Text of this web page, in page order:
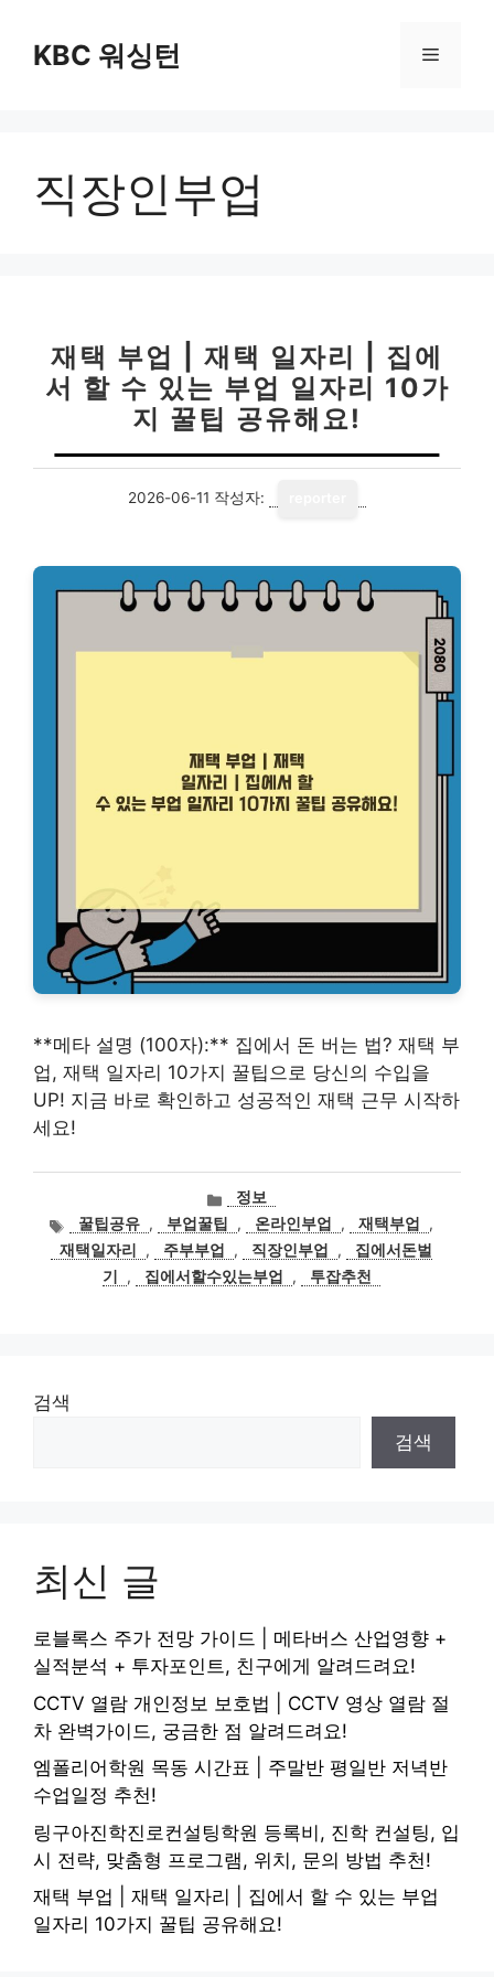
KBC 워싱턴 메
직장인부업
재택 부업 | 재택 일자리 | 집에
서 할 수 있는 부업 일자리 10가
지 꿀팁 공유해요!
2026-06-11 작성자:
**메타 설명 (100자):** 집에서 돈 버는 법? 재택 부
업, 재택 일자리 10가지 꿀팁으로 당신의 수입을
UP! 지금 바로 확인하고 성공적인 재택 근무 시작하
세요!
카
테
고
리
정보
태
그
꿀팁공유 , 부업꿀팁 , 온라인부업 , 재택부업
,
재택일자리
, 주부부업 , 직장인부업 ,
집에서돈벌
기
, 집에서할수있는부업 , 투잡추천
검색
검색
최신 글
로블록스 주가 전망 가이드 | 메타버스 산업영향 +
실적분석 + 투자포인트, 친구에게 알려드려요!
CCTV 열람 개인정보 보호법 | CCTV 영상 열람 절
차 완벽가이드, 궁금한 점 알려드려요!
엠폴리어학원 목동 시간표 | 주말반 평일반 저녁반
수업일정 추천!
링구아진학진로컨설팅학원 등록비, 진학 컨설팅, 입
시 전략, 맞춤형 프로그램, 위치, 문의 방법 추천!
재택 부업 | 재택 일자리 | 집에서 할 수 있는 부업
일자리 10가지 꿀팁 공유해요!